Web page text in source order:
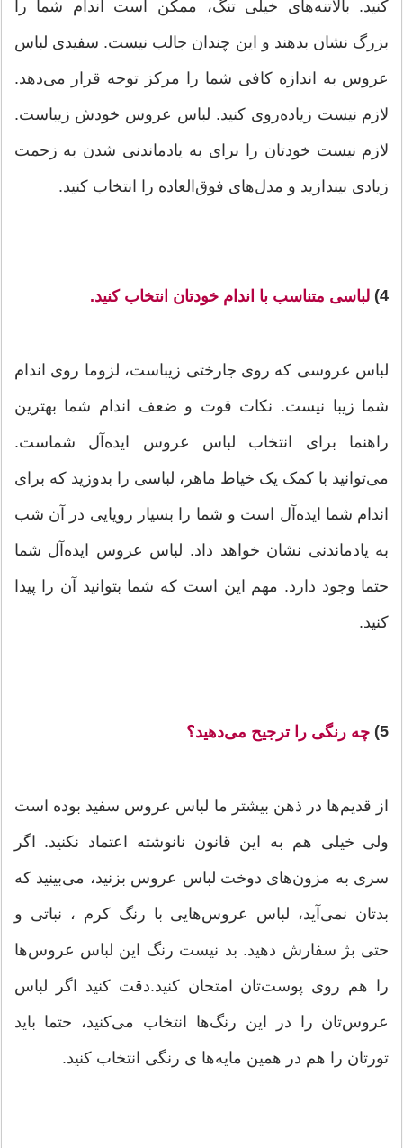
کنید. بالاتنه‌های خیلی تنگ، ممکن است اندام شما را
بزرگ نشان بدهند و این چندان جالب نیست. سفیدی لباس
عروس به اندازه کافی شما را مرکز توجه قرار می‌دهد.
لازم نیست زیاده‌روی کنید. لباس عروس خودش زیباست.
لازم نیست خودتان را برای به یادماندنی شدن به زحمت
زیادی بیندازید و مدل‌های فوق‌العاده را انتخاب کنید.
4) لباسی متناسب با اندام خود‌تان انتخاب کنید.
لباس عروسی که روی جارختی زیباست، لزوما روی اندام
شما زیبا نیست. نکات قوت و ضعف اندام شما بهترین
راهنما برای انتخاب لباس عروس ایده‌آل شماست.
می‌توانید با کمک یک خیاط ماهر، لباسی را بدوزید که برای
اندام شما ایده‌آل است و شما را بسیار رویایی در آن شب
به یادماندنی نشان خواهد داد. لباس عروس ایده‌آل شما
حتما وجود دارد. مهم این است که شما بتوانید آن ‌را پیدا
کنید.
5) چه رنگی را ترجیح می‌دهید؟
از قدیم‌ها در ذهن بیشتر ما لباس عروس سفید بوده است
ولی خیلی هم به این قانون نانوشته اعتماد نکنید. اگر
سری به مزون‌های دوخت لباس‌ عروس بزنید، می‌بینید که
بدتان نمی‌آید، لباس عروس‌هایی با رنگ کرم ، نباتی و
حتی بژ سفارش دهید. بد نیست رنگ این لباس عروس‌ها
را هم روی پوست‌تان امتحان کنید.دقت کنید اگر لباس
عروس‌تان را در این رنگ‌ها انتخاب می‌کنید، حتما باید
تورتان را هم در همین مایه‌ها ی رنگی انتخاب کنید.